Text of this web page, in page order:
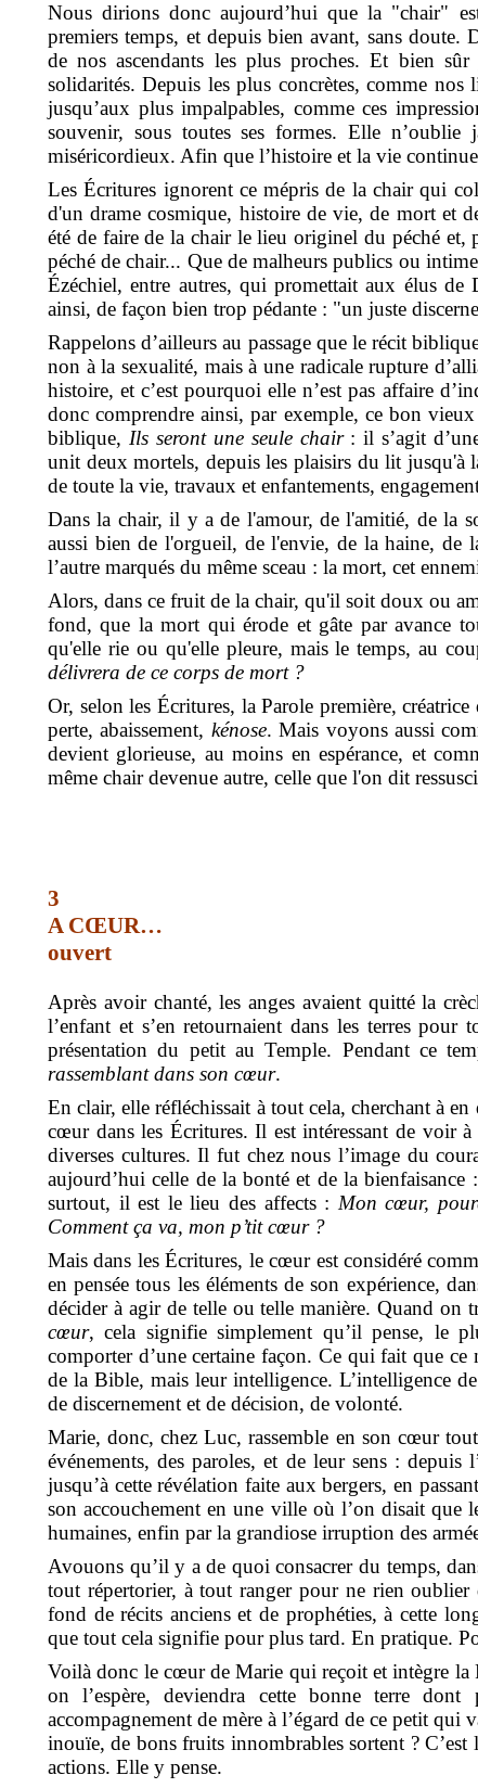
Nous dirions donc aujourd’hui que la "chair"
premiers temps, et depuis bien avant, sans doute.
de nos ascendants les plus proches. Et bien sûr
solidarités. Depuis les plus concrètes, comme
jusqu’aux plus impalpables, comme ces
souvenir, sous toutes ses formes. Elle
miséricordieux. Afin que l’histoire et la vie
Les Écritures ignorent ce mépris de la chair qui
d'un drame cosmique, histoire de vie, de mort et
été de faire de la chair le lieu originel du péché et,
péché de chair... Que de malheurs publics ou
Ézéchiel, entre autres, qui promettait aux élus de
ainsi, de façon bien trop pédante : "un juste
Rappelons d’ailleurs au passage que le récit
non à la sexualité, mais à une radicale rupture
histoire, et c’est pourquoi elle n’est pas affaire
donc comprendre ainsi, par exemple, ce bon
biblique, Ils seront une seule chair: il s’agit
unit deux mortels, depuis les plaisirs du lit jusqu'à
de toute la vie, travaux et enfantements,
Dans la chair, il y a de l'amour, de l'amitié, de la
aussi bien de l'orgueil, de l'envie, de la haine, de
l’autre marqués du même sceau : la mort, cet
Alors, dans ce fruit de la chair, qu'il soit doux ou
fond, que la mort qui érode et gâte par avance
qu'elle rie ou qu'elle pleure, mais le temps, au
délivrera de ce corps de mort ?
Or, selon les Écritures, la Parole première,
perte, abaissement, kénose. Mais voyons aussi
devient glorieuse, au moins en espérance, et
même chair devenue autre, celle que l'on dit
3
A CŒUR…
ouvert
Après avoir chanté, les anges avaient quitté la
l’enfant et s’en retournaient dans les terres pour
présentation du petit au Temple. Pendant ce
rassemblant dans son cœur.
En clair, elle réfléchissait à tout cela, cherchant à
cœur dans les Écritures. Il est intéressant de voir
diverses cultures. Il fut chez nous l’image du
aujourd’hui celle de la bonté et de la bienfaisance :
surtout, il est le lieu des affects : Mon cœur,
Comment ça va, mon p’tit cœur ?
Mais dans les Écritures, le cœur est considéré
en pensée tous les éléments de son expérience,
décider à agir de telle ou telle manière. Quand
cœur, cela signifie simplement qu’il pense, le
comporter d’une certaine façon. Ce qui fait que
de la Bible, mais leur intelligence. L’intelligence
de discernement et de décision, de volonté.
Marie, donc, chez Luc, rassemble en son cœur
événements, des paroles, et de leur sens : depuis
jusqu’à cette révélation faite aux bergers, en
son accouchement en une ville où l’on disait que
humaines, enfin par la grandiose irruption des
Avouons qu’il y a de quoi consacrer du temps,
tout répertorier, à tout ranger pour ne rien oublier
fond de récits anciens et de prophéties, à cette
que tout cela signifie pour plus tard. En pratique.
Voilà donc le cœur de Marie qui reçoit et intègre la
on l’espère, deviendra cette bonne terre
accompagnement de mère à l’égard de ce petit qui
inouïe, de bons fruits innombrables sortent ?
actions. Elle y pense.